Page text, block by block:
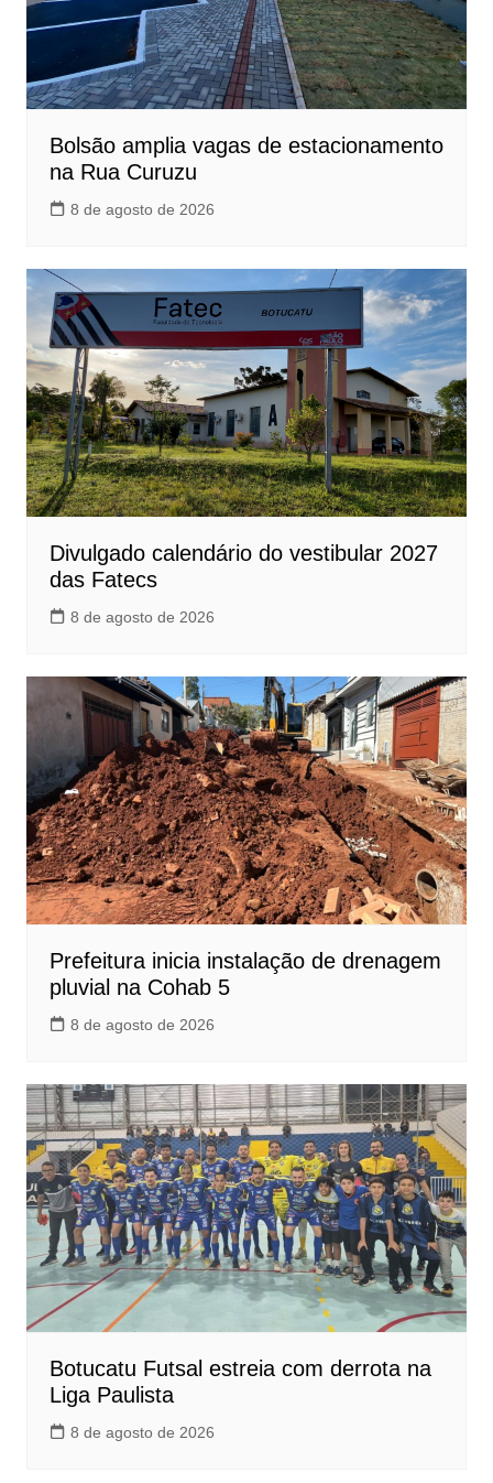
Bolsão amplia vagas de estacionamento
na Rua Curuzu
8 de agosto de 2026
Divulgado calendário do vestibular 2027
das Fatecs
8 de agosto de 2026
Prefeitura inicia instalação de drenagem
pluvial na Cohab 5
8 de agosto de 2026
Botucatu Futsal estreia com derrota na
Liga Paulista
8 de agosto de 2026